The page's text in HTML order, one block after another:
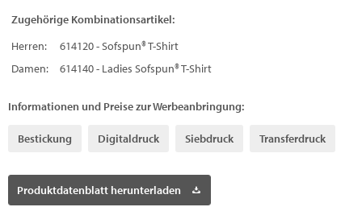
Zugehörige Kombinationsartikel:
Herren:
614120 - Sofspun® T-Shirt
Damen:
614140 - Ladies Sofspun® T-Shirt
Informationen und Preise zur Werbeanbringung:
Bestickung Digitaldruck Siebdruck Transferdruck
Produktdatenblatt herunterladen